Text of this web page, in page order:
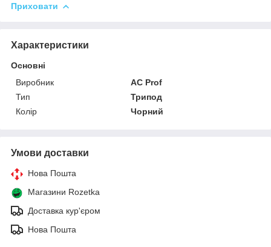
Приховати
Характеристики
Основні
Виробник
AC Prof
Тип
Трипод
Колір
Чорний
Умови доставки
Нова Пошта
Магазини Rozetka
Доставка кур'єром
Нова Пошта